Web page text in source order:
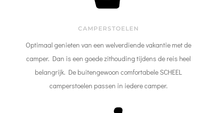
CAMPERSTOELEN
Optimaal genieten van een welverdiende vakantie met de
camper. Dan is een goede zithouding tijdens de reis heel
belangrijk. De buitengewoon comfortabele SCHEEL
camperstoelen passen in iedere camper.